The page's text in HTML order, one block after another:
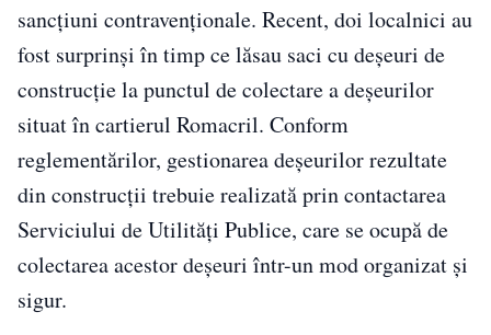
sancțiuni contravenționale. Recent, doi localnici au
fost surprinși în timp ce lăsau saci cu deșeuri de
construcție la punctul de colectare a deșeurilor
situat în cartierul Romacril. Conform
reglementărilor, gestionarea deșeurilor rezultate
din construcții trebuie realizată prin contactarea
Serviciului de Utilități Publice, care se ocupă de
colectarea acestor deșeuri într-un mod organizat și
sigur.